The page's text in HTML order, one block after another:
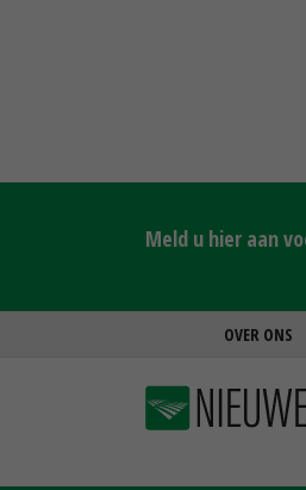
Meld u hier aan
OVER ONS